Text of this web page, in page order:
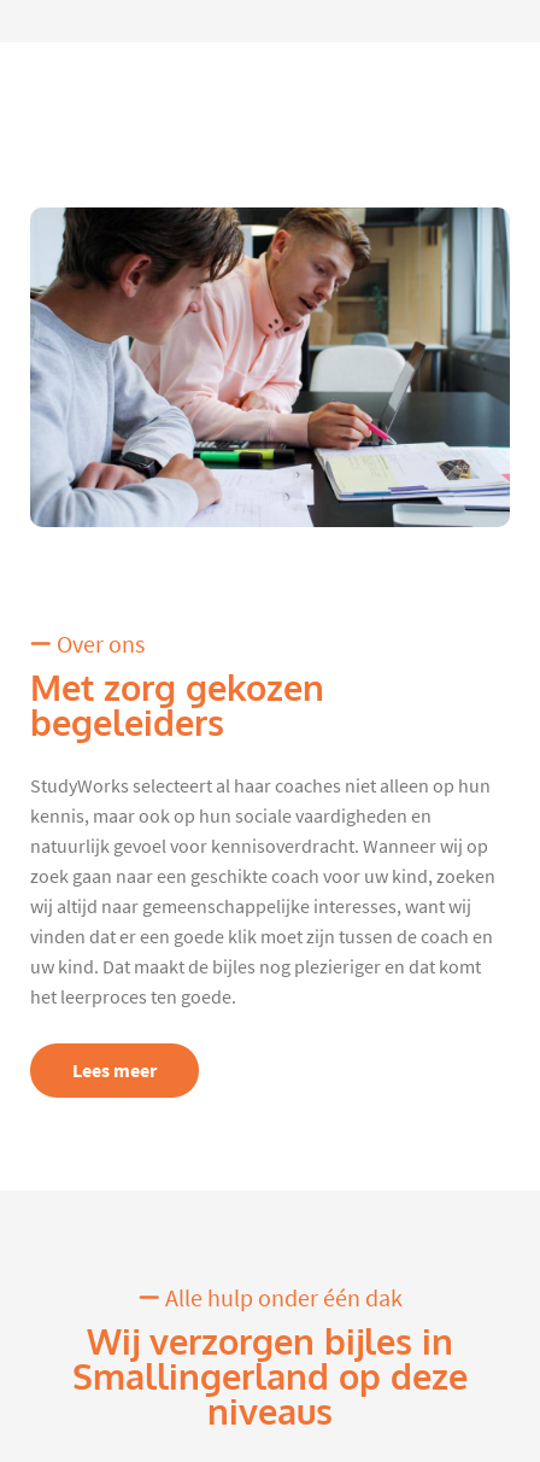
Over ons
Met zorg gekozen
begeleiders
StudyWorks selecteert al haar coaches niet alleen op hun
kennis, maar ook op hun sociale vaardigheden en
natuurlijk gevoel voor kennisoverdracht. Wanneer wij op
zoek gaan naar een geschikte coach voor uw kind, zoeken
wij altijd naar gemeenschappelijke interesses, want wij
vinden dat er een goede klik moet zijn tussen de coach en
uw kind. Dat maakt de bijles nog plezieriger en dat komt
het leerproces ten goede.
Lees meer
Alle hulp onder één dak
Wij verzorgen bijles in
Smallingerland op deze
niveaus